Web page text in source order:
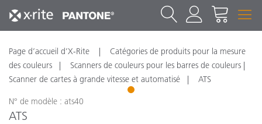
Page d’accueil d’X-Rite
Catégories de produits pour la mesure
des couleurs
Scanners de couleurs pour les barres de couleurs |
Scanner de cartes à grande vitesse et automatisé
ATS
1
N° de modèle : ats40
ATS